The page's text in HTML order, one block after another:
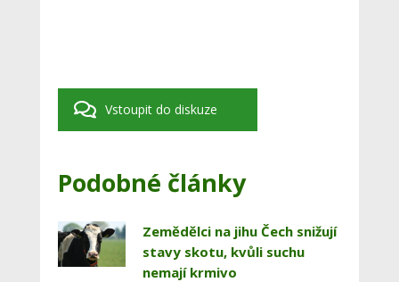
Vstoupit do diskuze
Podobné články
Zemědělci na jihu Čech snižují
stavy skotu, kvůli suchu
nemají krmivo